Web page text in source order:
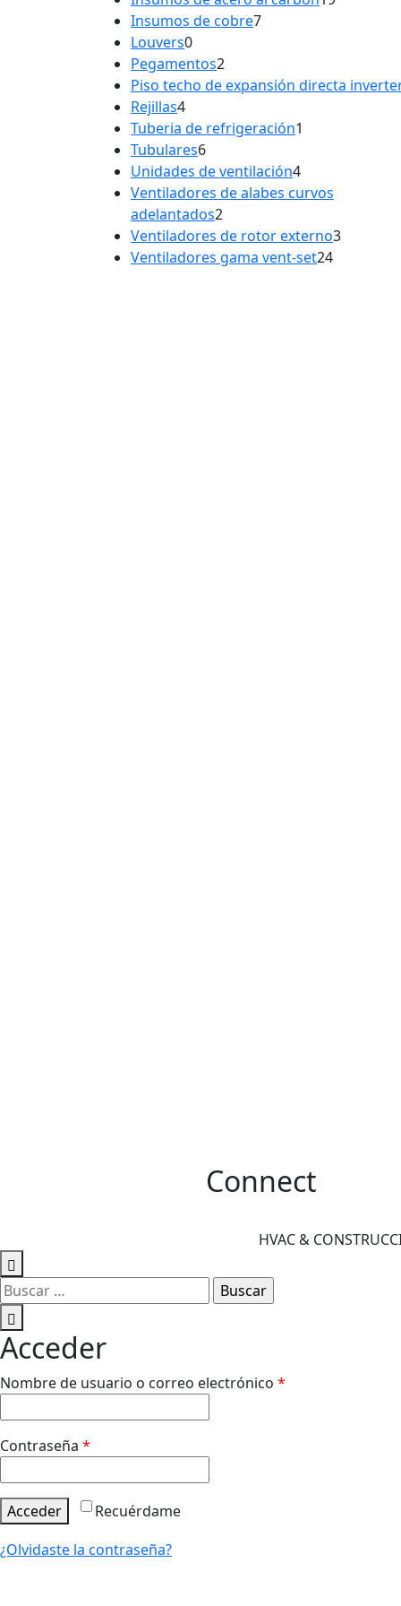
Insumos de cobre77
Louvers00
productos
Pegamentos2
productos
Piso techo de expansión directa
Rejillas44
productos
Tuberia de refrigeración1
Tubulares66
productos
Unidades de ventilación44
productos
Ventiladores de alabes curvos
adelantados2
productos
Ventiladores de rotor externo33
Ventiladores gama vent-set2424
Connect
HVAC &
Buscar:
Acceder
Nombre de usuario o correo electrónico *
Contraseña *
Recuérdame
Acceder
¿Olvidaste la contraseña?